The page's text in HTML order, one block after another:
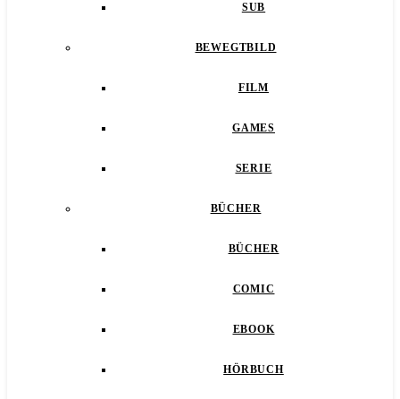
SUB
BEWEGTBILD
FILM
GAMES
SERIE
BÜCHER
BÜCHER
COMIC
EBOOK
HÖRBUCH